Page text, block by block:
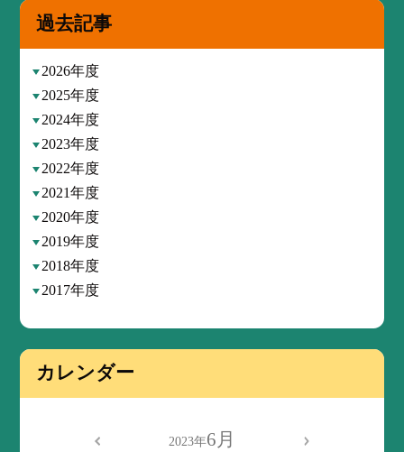
過去記事
2026年度
2025年度
2024年度
2023年度
2022年度
2021年度
2020年度
2019年度
2018年度
2017年度
カレンダー
2023年6月